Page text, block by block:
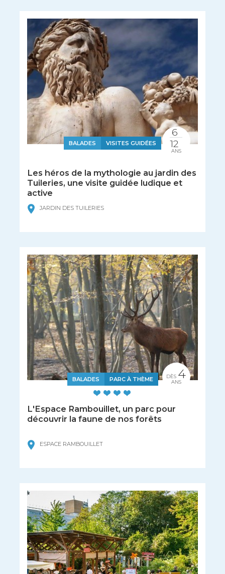
BALADES VISITES GUIDÉES
Les héros de la mythologie au jardin des
Tuileries, une visite guidée ludique et
active
JARDIN DES TUILERIES
6
12
ANS
BALADES PARC À THÈME
L'Espace Rambouillet, un parc pour
découvrir la faune de nos forêts
ESPACE RAMBOUILLET
DÈS 4
ANS